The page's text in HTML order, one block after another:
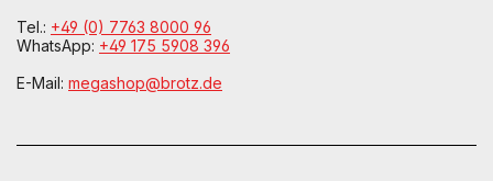
Tel.: +49 (0) 7763 8000 96
WhatsApp: +49 175 5908 396
E-Mail: megashop@brotz.de